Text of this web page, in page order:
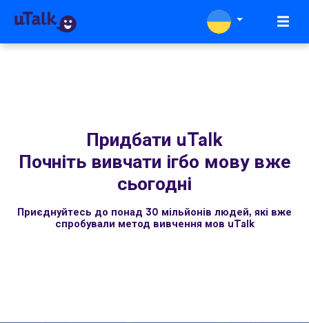
Придбати uTalk
Почніть вивчати ігбо мову вже
сьогодні
Приєднуйтесь до понад 30 мільйонів людей, які вже
спробували метод вивчення мов uTalk